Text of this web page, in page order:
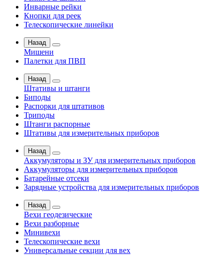
Инварные рейки
Кнопки для реек
Телескопические линейки
Назад
Мишени
Палетки для ПВП
Назад
Штативы и штанги
Биподы
Распорки для штативов
Триподы
Штанги распорные
Штативы для измерительных приборов
Назад
Аккумуляторы и ЗУ для измерительных приборов
Аккумуляторы для измерительных приборов
Батарейные отсеки
Зарядные устройства для измерительных приборов
Назад
Вехи геодезические
Вехи разборные
Минивехи
Телескопические вехи
Универсальные секции для вех